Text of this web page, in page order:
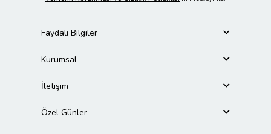
Faydalı Bilgiler
Kurumsal
İletişim
Özel Günler